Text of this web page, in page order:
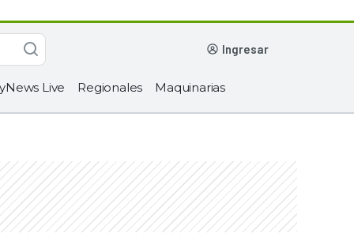
ingresar
Live Regionales Maquinarias